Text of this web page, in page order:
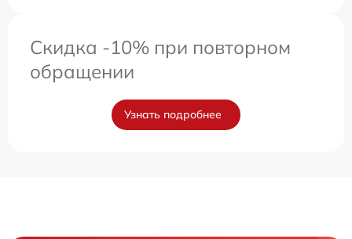
Скидка -10% при повторном
обращении
Узнать подробнее